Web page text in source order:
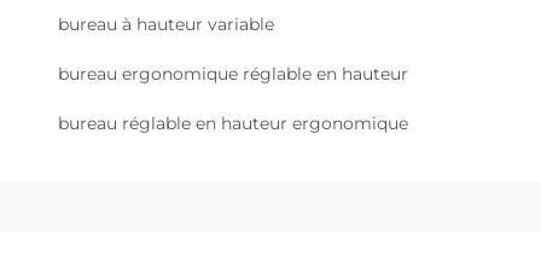
bureau à hauteur variable
bureau ergonomique réglable en hauteur
bureau réglable en hauteur ergonomique